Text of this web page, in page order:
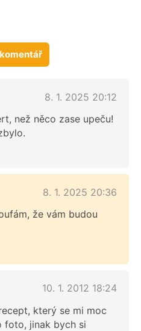
8. 1. 2025 20:12
než něco zase upeču!
8. 1. 2025 20:36
že vám budou
10. 1. 2012 18:24
který se mi moc
foto, jinak bych si